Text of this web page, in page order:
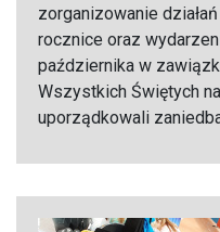
zorganizowanie
rocznice oraz
października w
Wszystkich Świętych
uporządkowali